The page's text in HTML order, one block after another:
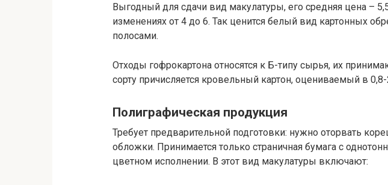
Выгодный для сдачи вид макулатуры, его средняя цена –
изменениях от 4 до 6. Так ценится белый вид картонных
полосами.
Отходы гофрокартона относятся к Б-типу сырья, их
сорту причисляется кровельный картон, оцениваемый в 0,8-
Полиграфическая продукция
Требует предварительной подготовки: нужно оторвать
обложки. Принимается только страничная бумага с
цветном исполнении. В этот вид макулатуры включают: